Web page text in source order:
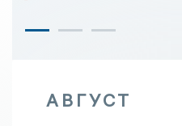
АВГУСТ